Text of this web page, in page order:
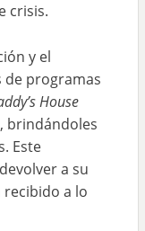
crisis.
y el
programas
House
brindándoles
Este
a su
a lo